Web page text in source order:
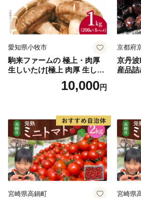
三大不動尊である「板橋不動尊」や
る「福岡堰の桜並木」、さらに間宮
ど、多くの観光名所があります。
愛知県小牧市
駒来ファームの 極上・肉厚
生しいたけ[極上 肉厚 生しい
たけ 生シイタケ 生椎茸 安心
安全 国産 採れたて 新鮮 きの
10,000円
京都府
京丹
産品
宮崎県高鍋町 宮崎県